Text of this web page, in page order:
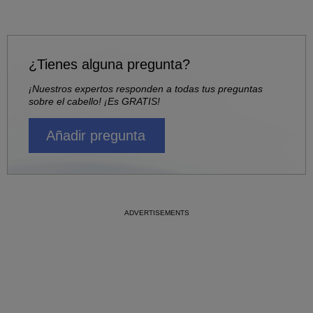
¿Tienes alguna pregunta?
¡Nuestros expertos responden a todas tus preguntas
sobre el cabello! ¡Es GRATIS!
Añadir pregunta